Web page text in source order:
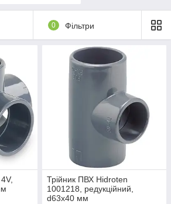
0 Фільтри
Трійник ПВХ Hidroten
1001218, редукційний,
d63x40 мм